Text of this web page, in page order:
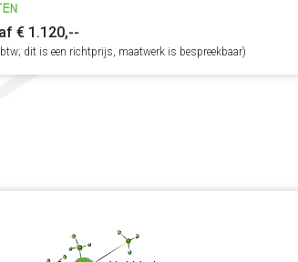
€ 1.120,--
dit is een richtprijs, maatwerk is bespreekbaar)